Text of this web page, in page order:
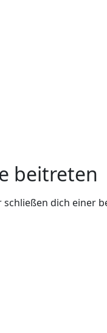
beitreten
dich einer